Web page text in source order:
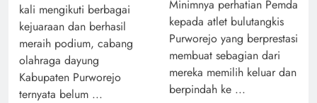
kali mengikuti berbagai
kejuaraan dan berhasil
meraih podium, cabang
olahraga dayung
Kabupaten Purworejo
ternyata belum ...
Minimnya perhatian Pemda
kepada atlet bulutangkis
Purworejo yang berprestasi
membuat sebagian dari
mereka memilih keluar dan
berpindah ke ...